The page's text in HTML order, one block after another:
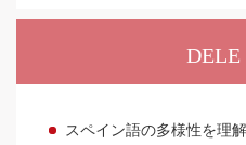
DELE
スペイン語の多様性を理